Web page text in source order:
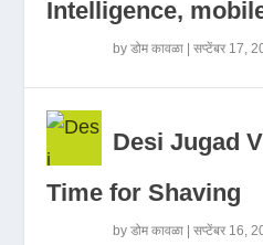
Intelligence,
byडोम कावळा |सप्टेंबर 17,
Desi Jugad
Time for Shaving
byडोम कावळा |सप्टेंबर 16,